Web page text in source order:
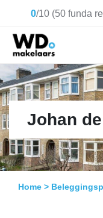
0/10 (50 funda
Johan
Home >